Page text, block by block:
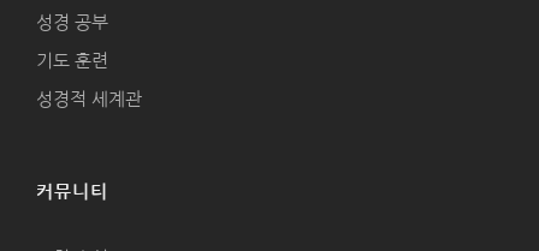
성경 공부
기도 훈련
성경적 세계관
커뮤니티